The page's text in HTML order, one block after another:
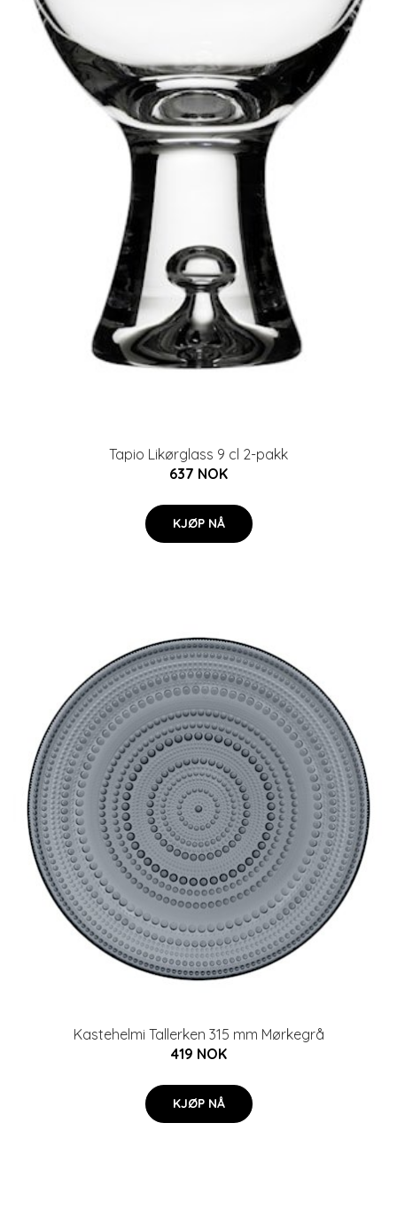
Tapio Likørglass 9 cl 2-pakk
637 NOK
KJØP NÅ
Kastehelmi Tallerken 315 mm Mørkegrå
419 NOK
KJØP NÅ